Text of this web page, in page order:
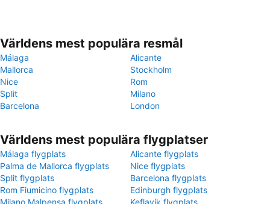
Världens mest populära resmål
Málaga
Alicante
Mallorca
Stockholm
Nice
Rom
Split
Milano
Barcelona
London
Världens mest populära flygplatser
Málaga flygplats
Alicante flygplats
Palma de Mallorca flygplats
Nice flygplats
Split flygplats
Barcelona flygplats
Rom Fiumicino flygplats
Edinburgh flygplats
Milano Malpensa flygplats
Keflavík flygplats